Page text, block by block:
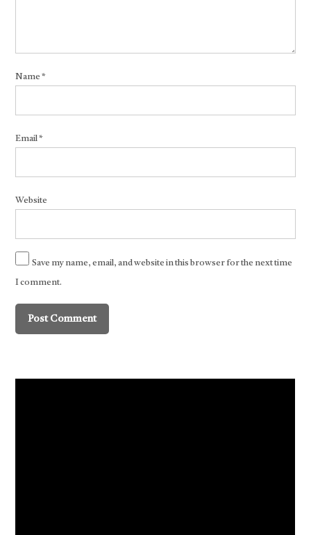
Name*
Email*
Website
Save my name, email, and website in this browser for the next time
I comment.